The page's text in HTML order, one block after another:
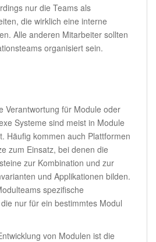
nur die Teams als
die wirklich eine interne
Alle anderen Mitarbeiter sollten
organisiert sein.
Verantwortung für Module oder
Systeme sind meist in Module
Häufig kommen auch Plattformen
zum Einsatz, bei denen die
zur Kombination und zur
und Applikationen bilden.
spezifische
nur für ein bestimmtes Modul
von Modulen ist die